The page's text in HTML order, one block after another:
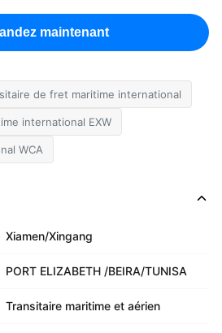
maintenant
de fret maritime international
international EXW
WCA
Xiamen/Xingang
PORT ELIZABETH /BEIRA/TUNISA
Transitaire maritime et aérien